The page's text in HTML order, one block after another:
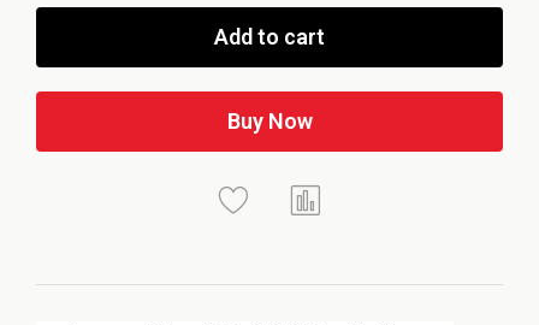
Add to cart
Buy Now